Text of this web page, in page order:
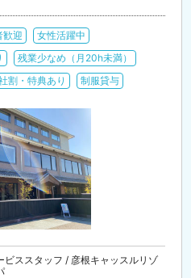
歓迎
女性活躍中
残業少なめ（月20h未満）
割・特典あり 制服貸与
ビススタッフ / 彦根キャッスルリゾ